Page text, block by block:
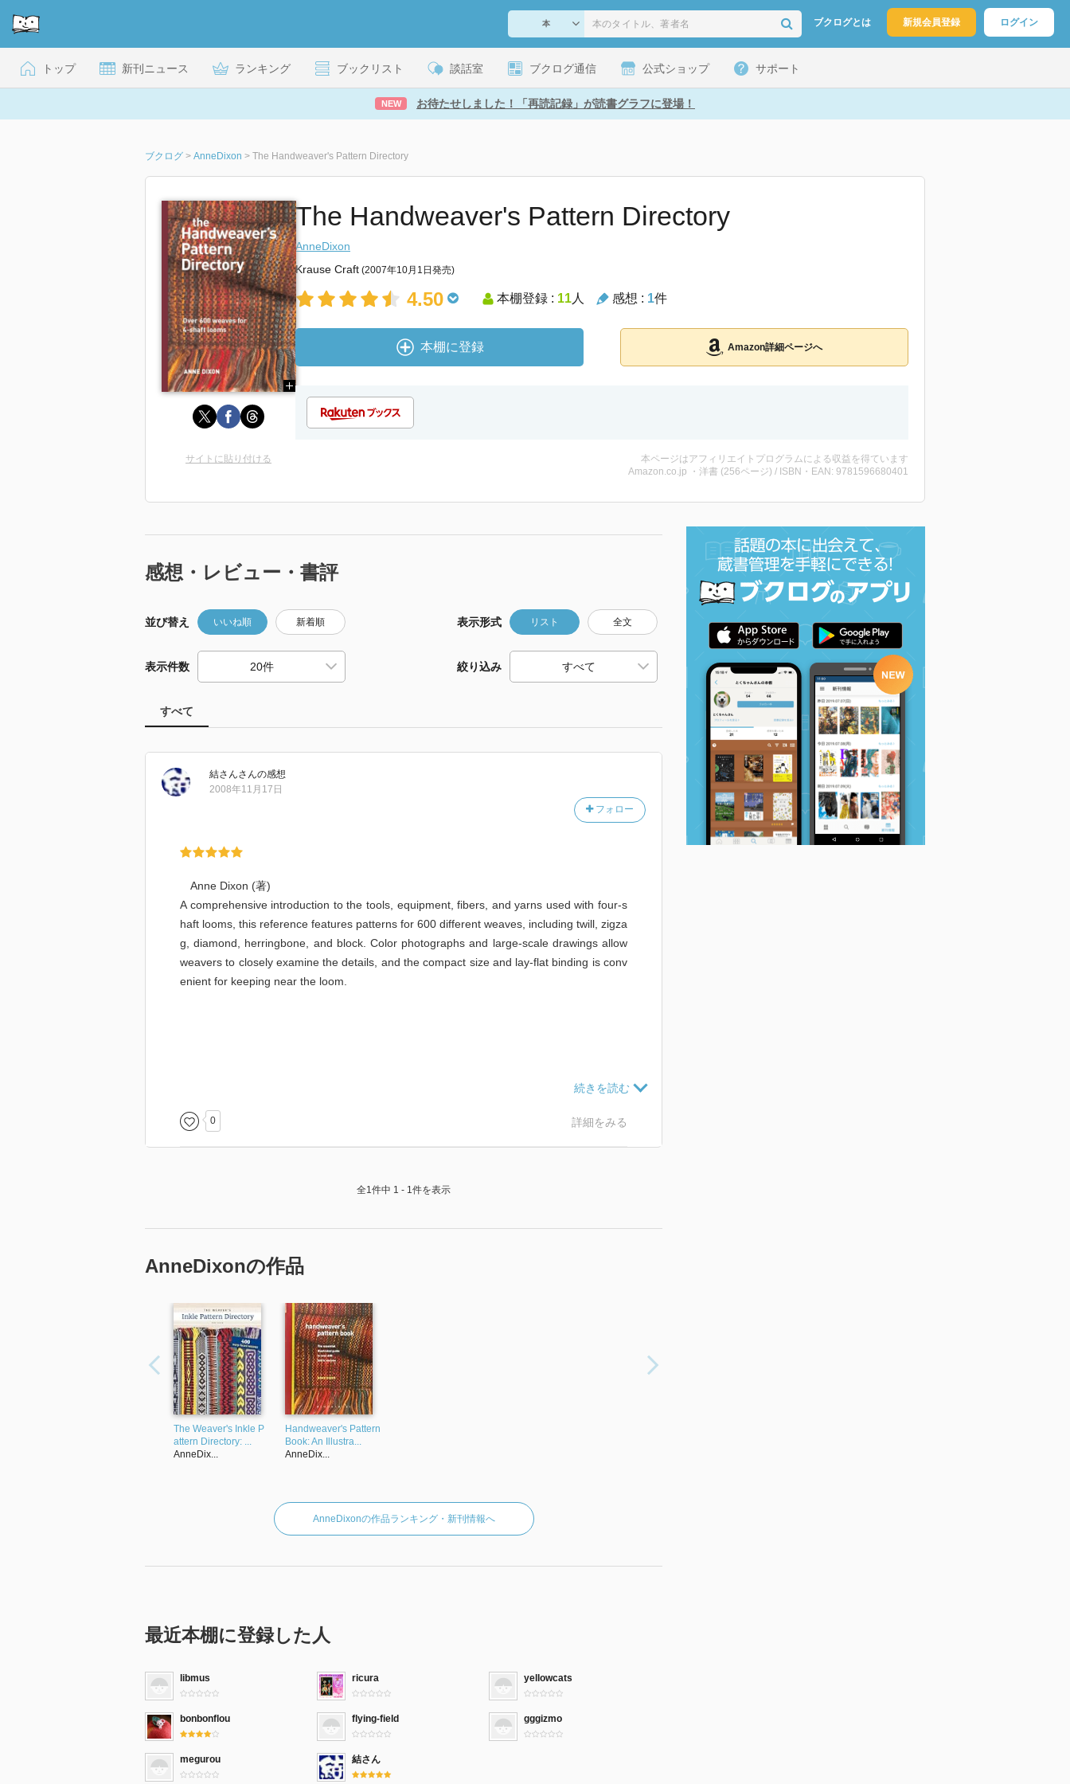
ブクログとは 新規会員登録 ログイン
トップ 新刊ニュース ランキング ブックリスト 談話室 ブクログ通信 公式ショップ サポート
NEW お待たせしました！「再読記録」が読書グラフに登場！
ブクログ > AnneDixon > The Handweaver's Pattern Directory
The Handweaver's Pattern Directory
AnneDixon
Krause Craft (2007年10月1日発売)
4.50 本棚登録 : 11人 感想 : 1件
本棚に登録 Amazon詳細ページへ
サイトに貼り付ける
本ページはアフィリエイトプログラムによる収益を得ています
Amazon.co.jp ・洋書 (256ページ) / ISBN・EAN: 9781596680401
感想・レビュー・書評
並び替え いいね順 新着順 表示形式 リスト 全文
表示件数 絞り込み
すべて
結さんさんの感想
フォロー
2008年11月17日
Anne Dixon (著)
A comprehensive introduction to the tools, equipment, fibers, and yarns used with four-s
haft looms, this reference features patterns for 600 different weaves, including twill, zigza
g, diamond, herringbone, and block. Color photographs and large-scale drawings allow
weavers to closely examine the details, and the compact size and lay-flat binding is conv
enient for keeping near the loom.
0 詳細をみる
全1件中 1 - 1件を表示
AnneDixonの作品
The Weaver's Inkle P
attern Directory: ...
AnneDix...
Handweaver's Pattern
Book: An Illustra...
AnneDix...
AnneDixonの作品ランキング・新刊情報へ
最近本棚に登録した人
libmus ricura yellowcats
bonbonflou flying-field gggizmo
megurou 結さん